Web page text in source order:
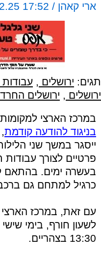
ארי קאהן / 17:52 07.12.25
תגים: ירושלים ,
ירושלים , ירושלים
במרכז הארצי
בניגוד להודעה קודמת
ייסגר במשך שני
פרטיים לצורך
בעשרה ימים. בהתאם
כרגיל למתחם גם
עם זאת, במרכז
לשעון חורף, בימי
13:30 בצהריים.